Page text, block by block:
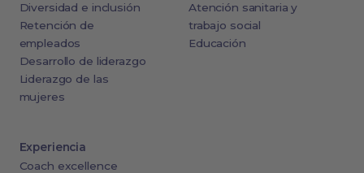
Diversidad e inclusión
Retención de
empleados
Desarrollo de liderazgo
Liderazgo de las
mujeres
Atención sanitaria y
trabajo social
Educación
Experiencia
Coach excellence